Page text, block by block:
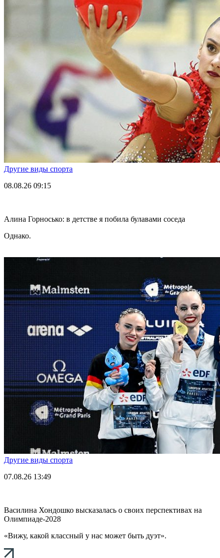
Другие виды спорта
08.08.26 09:15
Алина Горносько: в детстве я побила булавами соседа
Однако.
Другие виды спорта
07.08.26 13:49
Василина Хондошко высказалась о своих перспективах на
Олимпиаде-2028
«Вижу, какой классный у нас может быть дуэт».